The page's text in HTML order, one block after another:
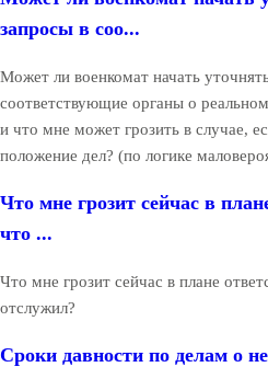
запросы в соо...
Может ли военкомат начать
соответствующие органы о
и что мне может грозить в случае,
положение дел? (по логике
Что мне грозит сейчас в
что ...
Что мне грозит сейчас в плане
отслужил?
Сроки давности по делам о